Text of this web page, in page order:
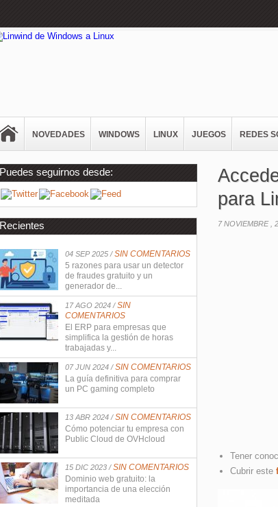
NOVEDADES WINDOWS LINUX JUEGOS REDES
para
7 NOVIEMBRE ,
Tener
Cubrir este
Puedes seguirnos desde:
Recientes
04 SEP 2025 /SIN COMENTARIOS
5 razones para usar un detector
de fraudes gratuito y un
generador de...
17 AGO 2024 /SIN
COMENTARIOS
El ERP para empresas que
simplifica la gestión de horas
trabajadas y...
07 JUN 2024 /SIN COMENTARIOS
La guía definitiva para comprar
un PC gaming completo
13 ABR 2024 /SIN COMENTARIOS
Cómo potenciar tu empresa con
Public Cloud de OVHcloud
15 DIC 2023 /SIN COMENTARIOS
Dominio web gratuito: la
importancia de una elección
meditada